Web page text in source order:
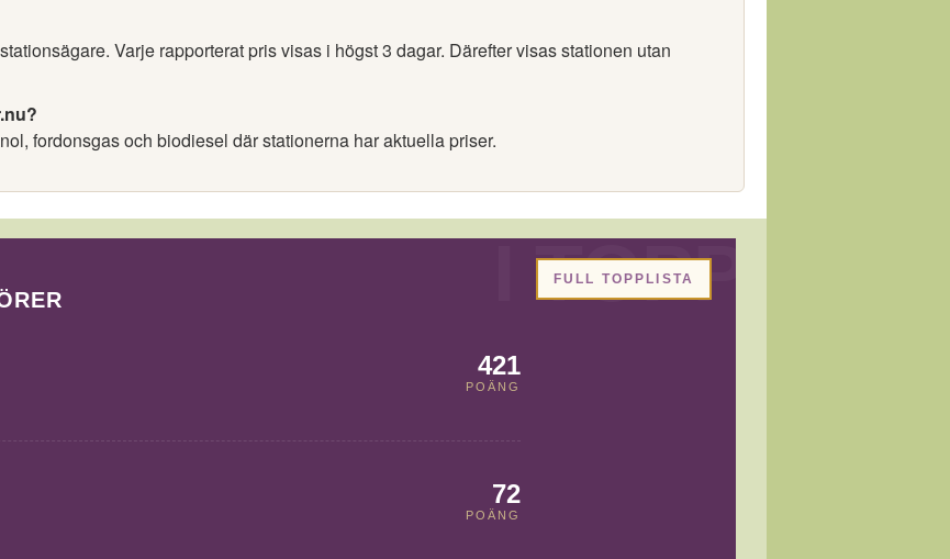
Varje rapporterat pris visas i högst 3 dagar. Därefter visas stationen utan
fordonsgas och biodiesel där stationerna har aktuella priser.
421
POÄNG
72
POÄNG
FULL TOPPLISTA